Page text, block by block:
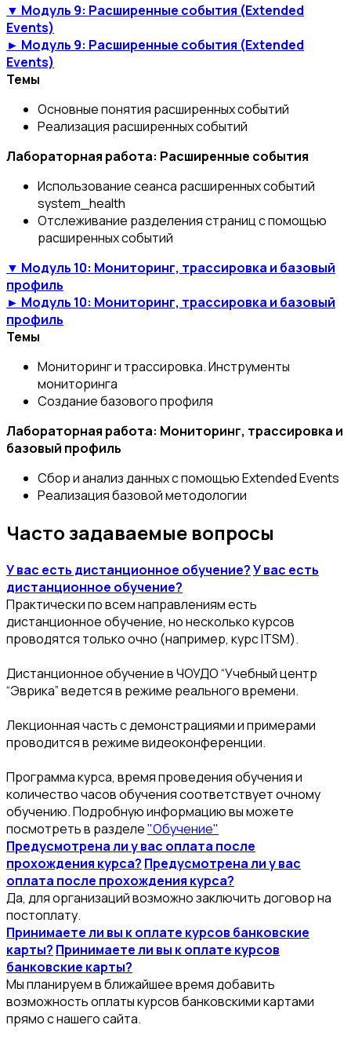
▼ Модуль 9: Расширенные события (Extended
Events)
► Модуль 9: Расширенные события (Extended
Events)
Темы
Основные понятия расширенных событий
Реализация расширенных событий
Лабораторная работа: Расширенные события
Использование сеанса расширенных событий
system_health
Отслеживание разделения страниц с помощью
расширенных событий
▼ Модуль 10: Мониторинг, трассировка и базовый
профиль
► Модуль 10: Мониторинг, трассировка и базовый
профиль
Темы
Мониторинг и трассировка. Инструменты
мониторинга
Создание базового профиля
Лабораторная работа: Мониторинг, трассировка и
базовый профиль
Сбор и анализ данных с помощью Extended Events
Реализация базовой методологии
Часто задаваемые вопросы
У вас есть дистанционное обучение?У вас есть
дистанционное обучение?
Практически по всем направлениям есть
дистанционное обучение, но несколько курсов
проводятся только очно (например, курс ITSM).
Дистанционное обучение в ЧОУДО “Учебный центр
“Эврика” ведется в режиме реального времени.
Лекционная часть с демонстрациями и примерами
проводится в режиме видеоконференции.
Программа курса, время проведения обучения и
количество часов обучения соответствует очному
обучению. Подробную информацию вы можете
посмотреть в разделе"Обучение"
Предусмотрена ли у вас оплата после
прохождения курса? Предусмотрена ли у вас
оплата после прохождения курса?
Да, для организаций возможно заключить договор на
постоплату.
Принимаете ли вы к оплате курсов банковские
карты? Принимаете ли вы к оплате курсов
банковские карты?
Мы планируем в ближайшее время добавить
возможность оплаты курсов банковскими картами
прямо с нашего сайта.